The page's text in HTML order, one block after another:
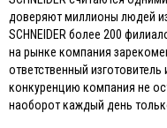
доверяют миллионы людей
SCHNEIDER более 200
на рынке компания
ответственный
конкуренцию компания не
наоборот каждый день